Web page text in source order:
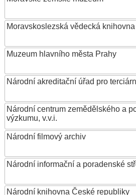
Moravskoslezská vědecká
Muzeum hlavního města Prahy
Národní akreditační úřad pro
Národní centrum zemědělského a
výzkumu, v.v.i.
Národní filmový archiv
Národní informační a poradenské
Národní knihovna České republiky